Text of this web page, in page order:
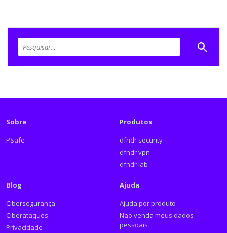
Sobre
PSafe
Produtos
dfndr security
dfndr vpn
dfndr lab
Blog
Cibersegurança
Ciberataques
Privacidade
Ajuda
Ajuda por produto
Nao venda meus dados
pessoais